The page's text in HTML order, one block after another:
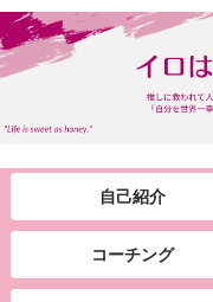
自己紹介
コーチング